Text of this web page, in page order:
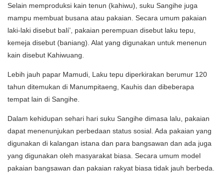
Selain memproduksi kain tenun (kahiwu), suku Sangihe juga
mampu membuat busana atau pakaian. Secara umum pakaian
laki-laki disebut balí’, pakaian perempuan disebut laku tepu,
kemeja disebut (baniang). Alat yang digunakan untuk menenun
kain disebut Kahiwuang.
Lebih jauh papar Mamudi, Laku tepu diperkirakan berumur 120
tahun ditemukan di Manumpitaeng, Kauhis dan dibeberapa
tempat lain di Sangihe.
Dalam kehidupan sehari hari suku Sangihe dimasa lalu, pakaian
dapat menenunjukan perbedaan status sosial. Ada pakaian yang
digunakan di kalangan istana dan para bangsawan dan ada juga
yang digunakan oleh masyarakat biasa. Secara umum model
pakaian bangsawan dan pakaian rakyat biasa tidak jauh berbeda.